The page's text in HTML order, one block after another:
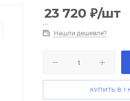
23 720 ₽/шт
Нашли дешевле?
КУПИТЬ В 1